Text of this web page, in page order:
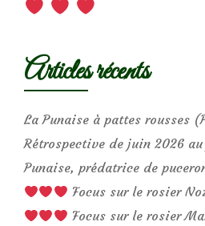
Articles récents
La Punaise à pattes rousses
Rétrospective de juin 2026
Punaise, prédatrice de
Focus sur le rosier
Focus sur le rosier